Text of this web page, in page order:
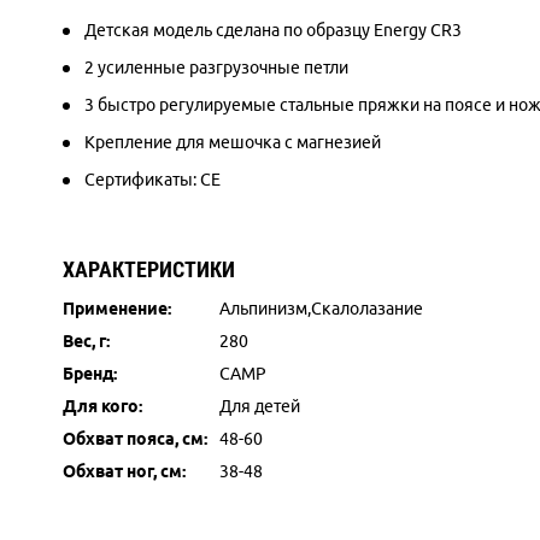
Детская модель сделана по образцу Energy CR3
2 усиленные разгрузочные петли
3 быстро регулируемые стальные пряжки на поясе и
Крепление для мешочка с магнезией
Сертификаты: CE
ХАРАКТЕРИСТИКИ
Применение:
Альпинизм,Скалолазание
Вес, г:
280
Бренд:
CAMP
Для кого:
Для детей
Обхват пояса, см:
48-60
Обхват ног, см:
38-48